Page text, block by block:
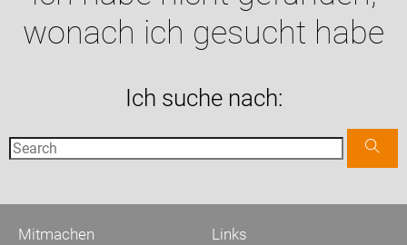
wonach ich gesucht habe
Ich suche nach:
Links
Mitmachen